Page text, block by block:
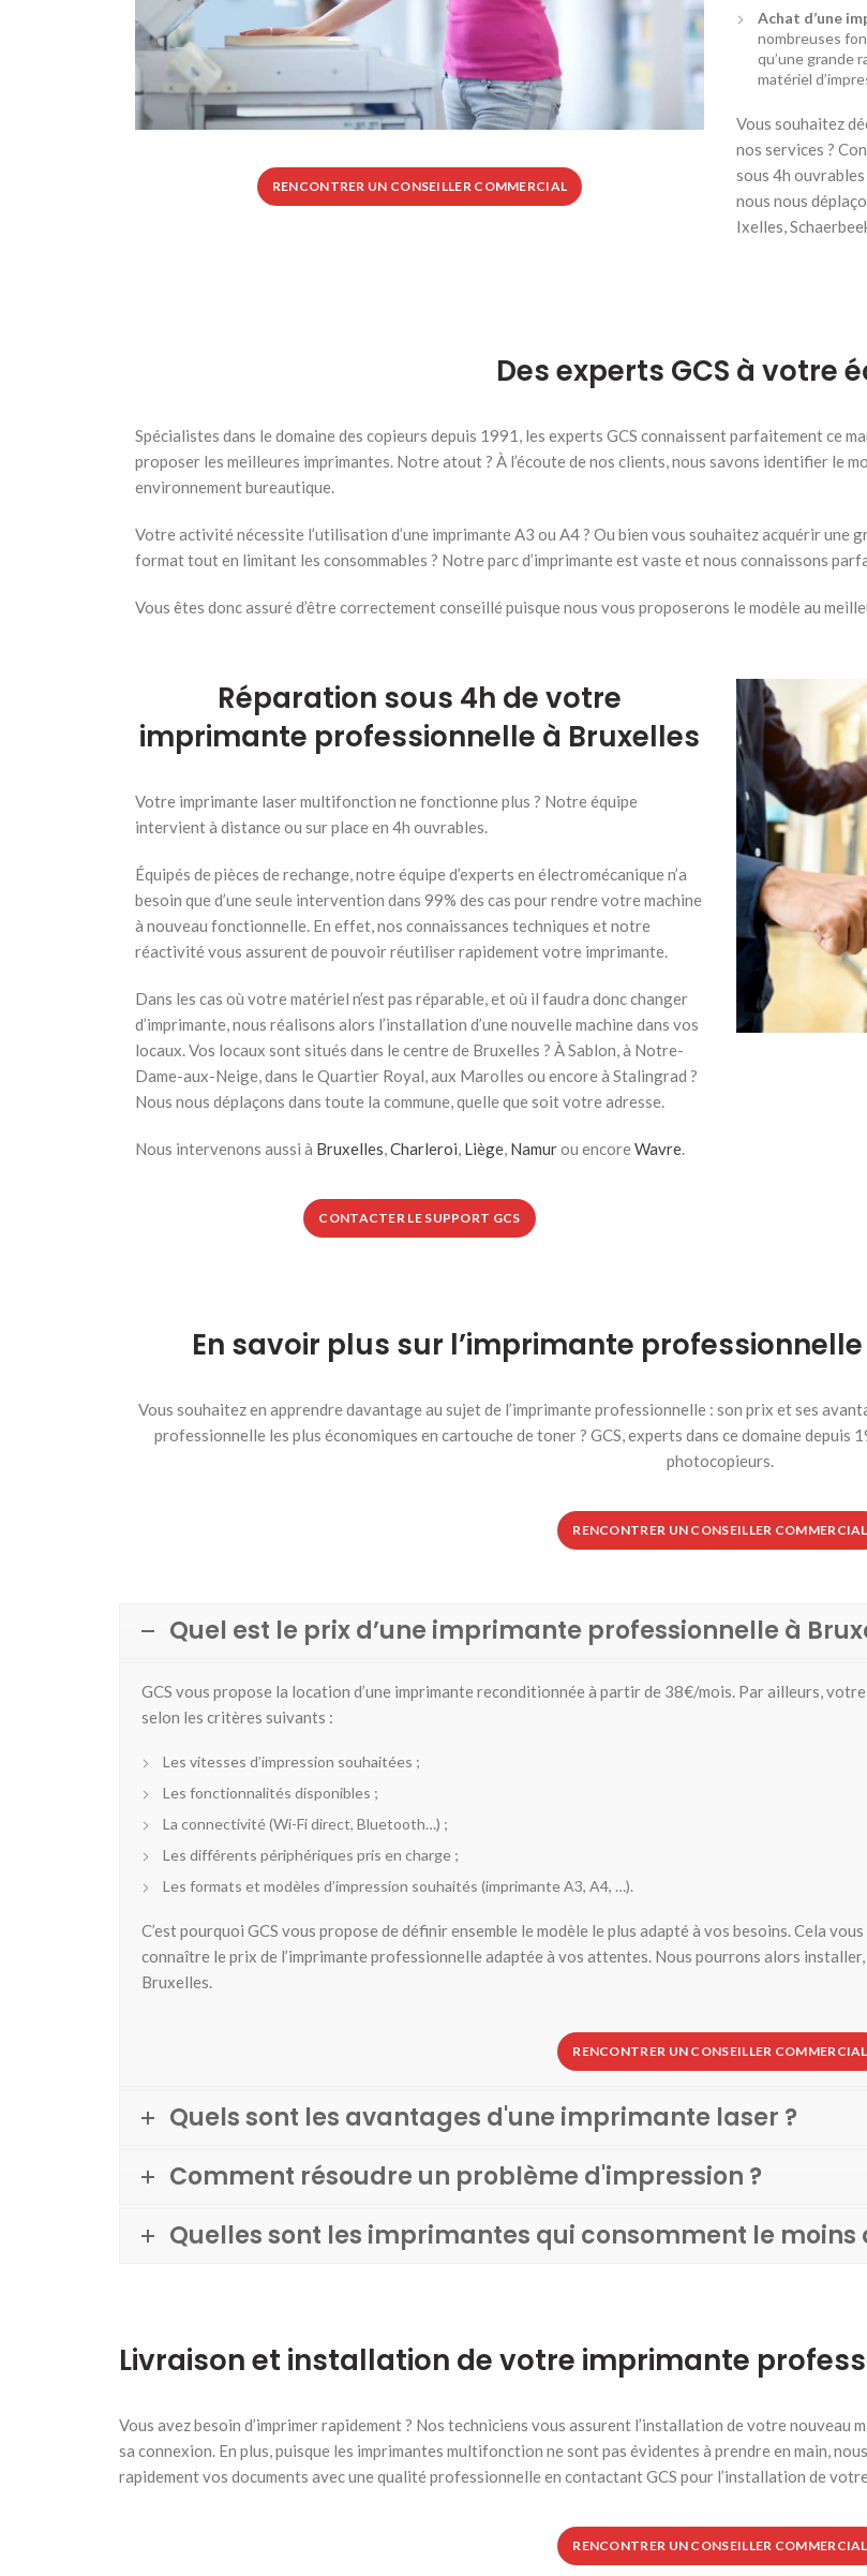
RENCONTRER UN CONSEILLER COMMERCIAL
Achat d’une
nombreuses
qu’une grande
matériel
Vous souhaitez
nos services ?
sous 4h
nous nous
Ixelles,
Des experts GCS à votre
Spécialistes dans le domaine des copieurs depuis 1991, les experts GCS connaissent parfaitement ce
proposer les meilleures imprimantes. Notre atout ? À l’écoute de nos clients, nous savons identifier le
environnement bureautique.
Votre activité nécessite l’utilisation d’une imprimante A3 ou A4 ? Ou bien vous souhaitez acquérir une
format tout en limitant les consommables ? Notre parc d’imprimante est vaste et nous connaissons
Vous êtes donc assuré d’être correctement conseillé puisque nous vous proposerons le modèle au
Réparation sous 4h de votre
imprimante professionnelle à Bruxelles
Votre imprimante laser multifonction ne fonctionne plus ? Notre équipe
intervient à distance ou sur place en 4h ouvrables.
Équipés de pièces de rechange, notre équipe d’experts en électromécanique n’a
besoin que d’une seule intervention dans 99% des cas pour rendre votre machine
à nouveau fonctionnelle. En effet, nos connaissances techniques et notre
réactivité vous assurent de pouvoir réutiliser rapidement votre imprimante.
Dans les cas où votre matériel n’est pas réparable, et où il faudra donc changer
d’imprimante, nous réalisons alors l’installation d’une nouvelle machine dans vos
locaux. Vos locaux sont situés dans le centre de Bruxelles ? À Sablon, à Notre-
Dame-aux-Neige, dans le Quartier Royal, aux Marolles ou encore à Stalingrad ?
Nous nous déplaçons dans toute la commune, quelle que soit votre adresse.
Nous intervenons aussi à Bruxelles,Charleroi, Liège, Namurou encoreWavre.
CONTACTER LE SUPPORT GCS
En savoir plus sur l’imprimante
Vous souhaitez en apprendre davantage au sujet de l’imprimante professionnelle : son prix et ses
professionnelle les plus économiques en cartouche de toner ? GCS, experts dans ce domaine
photocopieurs.
RENCONTRER UN CONSEILLER COMMERCIAL
Quel est le prix d’une imprimante professionnelle à
GCS vous propose la location d’une imprimante reconditionnée à partir de 38€/mois. Par ailleurs,
selon les critères suivants :
Les vitesses d’impression souhaitées ;
Les fonctionnalités disponibles ;
La connectivité (Wi-Fi direct, Bluetooth…) ;
Les différents périphériques pris en charge ;
Les formats et modèles d’impression souhaités (imprimante A3, A4, …).
C’est pourquoi GCS vous propose de définir ensemble le modèle le plus adapté à vos besoins. Cela
connaître le prix de l’imprimante professionnelle adaptée à vos attentes. Nous pourrons alors
Bruxelles.
RENCONTRER UN CONSEILLER COMMERCIAL
Quels sont les avantages d'une imprimante laser ?
Comment résoudre un problème d'impression ?
Quelles sont les imprimantes qui consomment le moins
Livraison et installation de votre imprimante
Vous avez besoin d’imprimer rapidement ? Nos techniciens vous assurent l’installation de votre nouveau
sa connexion. En plus, puisque les imprimantes multifonction ne sont pas évidentes à prendre en main,
rapidement vos documents avec une qualité professionnelle en contactant GCS pour l’installation de
RENCONTRER UN CONSEILLER COMMERCIAL